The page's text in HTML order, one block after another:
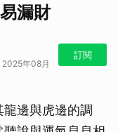
漏財
年08月
訂閱
邊與虎邊的調